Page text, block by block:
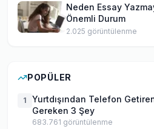
Neden Essay
Önemli Durum
2.025 görüntülenme
POPÜLER
1
Yurtdışından Telefon
Gereken 3 Şey
683.761 görüntülenme